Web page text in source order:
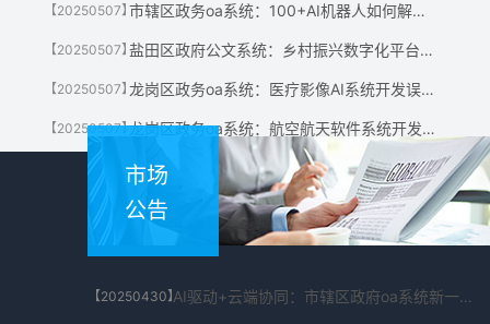
【20250507】 市辖区政务oa系统：100+AI机器人如何解放集团总部80%人力
【20250507】 盐田区政府公文系统：乡村振兴数字化平台开发惠及2000+乡村
【20250507】 龙岗区政务oa系统：医疗影像AI系统开发误诊率归零奇迹
【20250507】 龙岗区政务oa系统：航空航天软件系统开发如何做到零误差
市场
公告
【20250430】 AI驱动+云端协同：市辖区政府oa系统新一代智能OA让办公效率飙升300%